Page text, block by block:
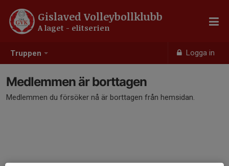
Truppen Logga in
Gislaved Volleybollklubb
A laget - elitserien
Medlemmen är borttagen
Medlemmen du försöker nå är borttagen från hemsidan.